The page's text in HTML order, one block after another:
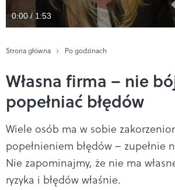
0:00 / 1:53
Strona główna Po godzinach
Własna firma – nie
popełniać błędów
Wiele osób ma w sobie
popełnieniem błędów – zupełnie
Nie zapominajmy, że nie ma
ryzyka i błędów właśnie.